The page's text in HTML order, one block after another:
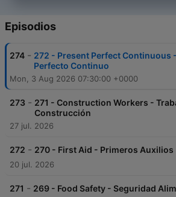
Episodios
274 - 272 - Present Perfect Continuous
Perfecto Continuo
Mon, 3 Aug 2026 07:30:00 +0000
273 - 271 - Construction Workers -
Construcción
27 jul. 2026
272 - 270 - First Aid - Primeros Auxilios
20 jul. 2026
271 - 269 - Food Safety - Seguridad